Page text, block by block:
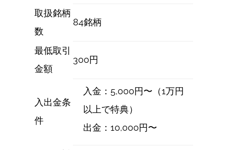
取扱銘柄
数
84銘柄
最低取引
金額
300円
入出金条
件
入金：5,000円〜（1万円
以上で特典）
出金：10,000円〜